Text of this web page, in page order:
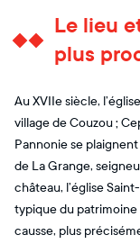
Le lieu
plus
Au XVIIe siècle,
village de Couzou ;
Pannonie se
de La Grange,
château, l’église
typique du patrimoine
causse, plus